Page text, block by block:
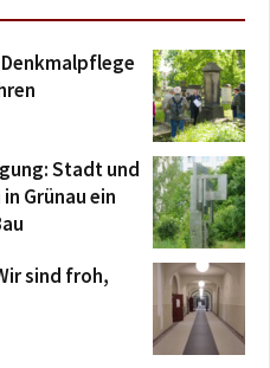
Stadt und
Grünau ein
sind froh,